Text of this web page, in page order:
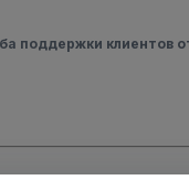
поддержки клиентов